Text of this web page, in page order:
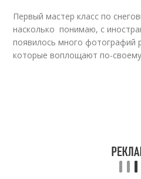
Первый мастер класс по
насколько понимаю, с
появилось много фотографий
которые воплощают по-